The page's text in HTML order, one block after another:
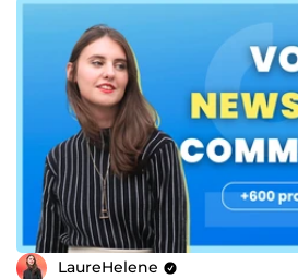
LaureHelene